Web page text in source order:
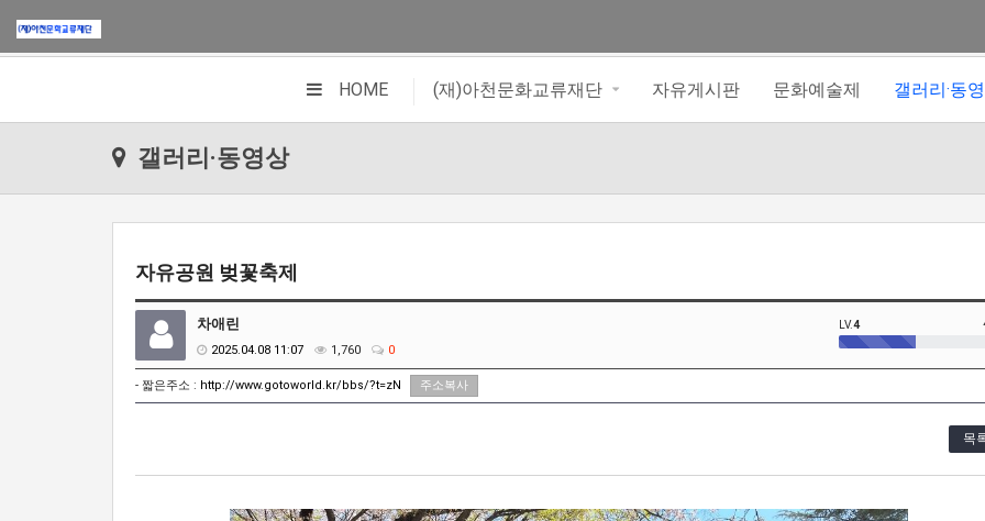
HOME (재)아천문화교류재단 자유게시판 문화예술제 갤러리·동
갤러리·동영상
자유공원 벚꽃축제
차애린
2025.04.08 11:07 1,760 0
LV.4
- 짧은주소 : http://www.gotoworld.kr/bbs/?t=zN 주소복사
목